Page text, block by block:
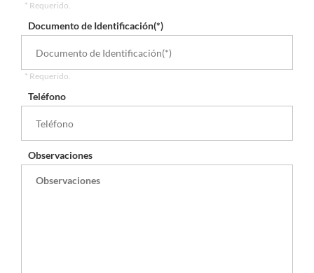
* Requerido.
Documento de Identificación(*)
* Requerido.
Teléfono
Observaciones